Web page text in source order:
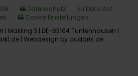
Datenschutz
EU Data Act
Cookie Einstellungen
| Mailling 3 | DE-83104 Tuntenhausen |
| Webdesign by audaris.de